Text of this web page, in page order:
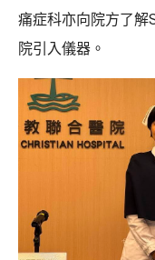
痛症科亦向院方了解
院引入儀器。